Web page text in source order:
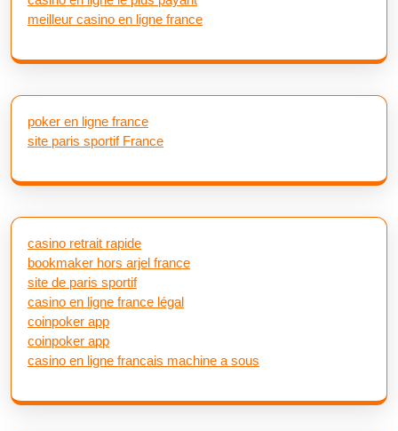
meilleur casino en ligne france
poker en ligne france
site paris sportif France
casino retrait rapide
bookmaker hors arjel france
site de paris sportif
casino en ligne france légal
coinpoker app
coinpoker app
casino en ligne francais machine a sous